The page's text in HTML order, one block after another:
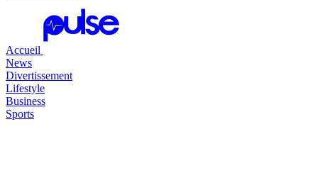
Accueil
News
Divertissement
Lifestyle
Business
Sports